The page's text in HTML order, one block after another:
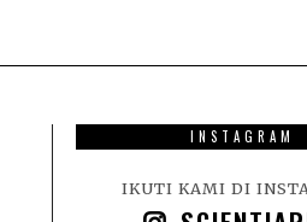
INSTAGRAM
IKUTI KAMI DI